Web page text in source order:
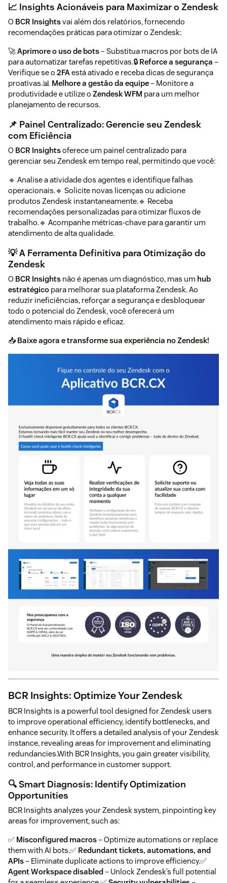
📈 Insights Acionáveis para Maximizar o Zendesk
O BCR Insightsvai além dos relatórios, fornecendo
recomendações práticas para otimizar o Zendesk:
🚀Aprimore o uso de bots– Substitua macros por bots de IA
para automatizar tarefas repetitivas.🔒 Reforce a segurança –
Verifique se o 2FA está ativado e receba dicas de segurança
proativas.📊 Melhore a gestão da equipe– Monitore a
produtividade e utilize o Zendesk WFM para um melhor
planejamento de recursos.
📌 Painel Centralizado: Gerencie seu Zendesk
com Eficiência
O BCR Insightsoferece um painel centralizado para
gerenciar seu Zendesk em tempo real, permitindo que você:
🔹 Analise a atividade dos agentes e identifique falhas
operacionais.🔹 Solicite novas licenças ou adicione
produtos Zendesk instantaneamente.🔹 Receba
recomendações personalizadas para otimizar fluxos de
trabalho.🔹 Acompanhe métricas-chave para garantir um
atendimento de alta qualidade.
💡 A Ferramenta Definitiva para Otimização do
Zendesk
O BCR Insights não é apenas um diagnóstico, mas um hub
estratégico para melhorar sua plataforma Zendesk. Ao
reduzir ineficiências, reforçar a segurança e desbloquear
todo o potencial do Zendesk, você oferecerá um
atendimento mais rápido e eficaz.
📥 Baixe agora e transforme sua experiência no Zendesk!
BCR Insights: Optimize Your Zendesk
BCR Insights is a powerful tool designed for Zendesk users
to improve operational efficiency, identify bottlenecks, and
enhance security. It offers a detailed analysis of your Zendesk
instance, revealing areas for improvement and eliminating
redundancies.With BCR Insights, you gain greater visibility,
control, and performance in customer support.
🔍 Smart Diagnosis: Identify Optimization
Opportunities
BCR Insights analyzes your Zendesk system, pinpointing key
areas for improvement, such as:
✅ Misconfigured macros– Optimize automations or replace
them with AI bots.✅ Redundant tickets, automations, and
APIs– Eliminate duplicate actions to improve efficiency.✅
Agent Workspace disabled – Unlock Zendesk’s full potential